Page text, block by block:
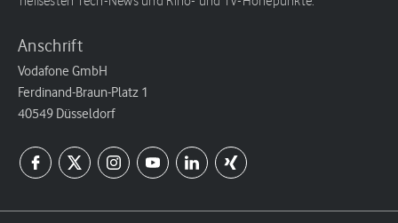
Anschrift
Vodafone GmbH
Ferdinand-Braun-Platz 1
40549 Düsseldorf